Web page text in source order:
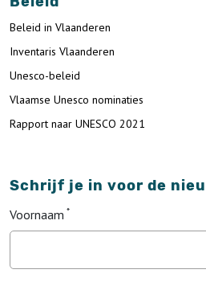
Beleid in Vlaanderen
Inventaris Vlaanderen
Unesco-beleid
Vlaamse Unesco nominaties
Rapport naar UNESCO 2021
Schrijf je in voor de
Voornaam